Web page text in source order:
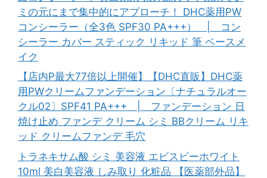
ミの元にまで集中的にアプローチ！ DHC薬用PW
コンシーラー（全3色 SPF30 PA+++） | コン
シーラー カバー スティック リキッド 筆 ベースメ
イク
【店内P最大77倍以上開催】【DHC直販】DHC薬
用PWクリームファンデーション〔ナチュラルオー
クル02〕SPF41 PA+++ | ファンデーション 日
焼け止め ファンデ クリーム シミ BBクリーム リキ
ッド クリームファンデ 毛穴
トラネキサム酸 シミ 美容液 エビスビーホワイト
10ml 美白美容液 しみ取り 化粧品 【医薬部外品】